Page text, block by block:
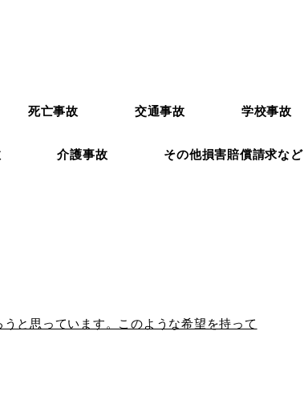
死亡事故 交通事故 学校事故
介護事故 その他損害賠償請求など
と思っています。このような希望を持って